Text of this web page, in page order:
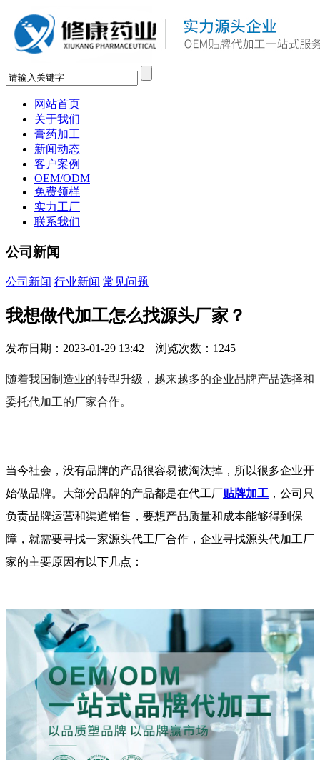
网站首页
关于我们
膏药加工
新闻动态
客户案例
OEM/ODM
免费领样
实力工厂
联系我们
公司新闻
公司新闻 行业新闻 常见问题
我想做代加工怎么找源头厂家？
发布日期：2023-01-29 13:42 浏览次数： 1245
随着我国制造业的转型升级，越来越多的企业品牌产品选择和
委托代加工的厂家合作。
当今社会，没有品牌的产品很容易被淘汰掉，所以很多企业开
始做品牌。大部分品牌的产品都是在代工厂贴牌加工 ，公司只
负责品牌运营和渠道销售，要想产品质量和成本能够得到保
障，就需要寻找一家源头代工厂合作，企业寻找源头代加工厂
家的主要原因有以下几点：